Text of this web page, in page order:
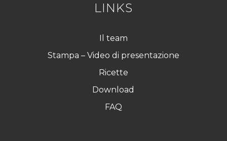
LINKS
Il team
Stampa – Video di presentazione
Ricette
Download
FAQ